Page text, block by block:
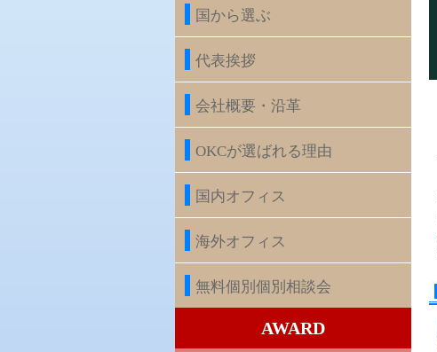
国から選ぶ
代表挨拶
会社概要・沿革
OKCが選ばれる理由
国内オフィス
海外オフィス
無料個別個別相談会
AWARD